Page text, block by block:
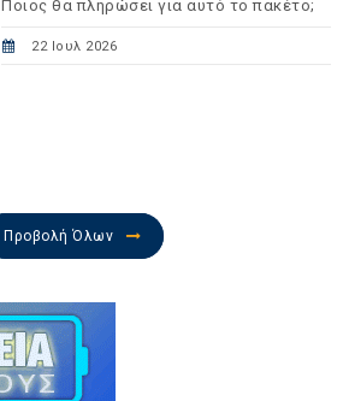
Ποιος θα πληρώσει για αυτό το πακέτο;
22 Ιουλ 2026
Προβολή Όλων